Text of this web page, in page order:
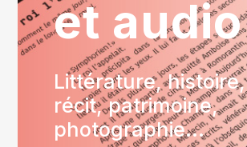
et audio
Littérature, histoire,
récit, patrimoine,
photographie...